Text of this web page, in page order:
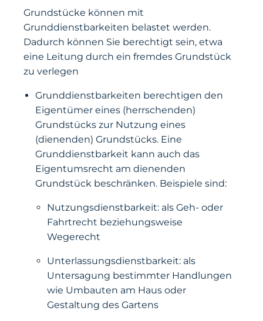
Grundstücke können mit
Grunddienstbarkeiten belastet werden.
Dadurch können Sie berechtigt sein, etwa
eine Leitung durch ein fremdes Grundstück
zu verlegen
Grunddienstbarkeiten berechtigen den
Eigentümer eines (herrschenden)
Grundstücks zur Nutzung eines
(dienenden) Grundstücks. Eine
Grunddienstbarkeit kann auch das
Eigentumsrecht am dienenden
Grundstück beschränken. Beispiele sind:
Nutzungsdienstbarkeit: als Geh- oder
Fahrtrecht beziehungsweise
Wegerecht
Unterlassungsdienstbarkeit: als
Untersagung bestimmter Handlungen
wie Umbauten am Haus oder
Gestaltung des Gartens